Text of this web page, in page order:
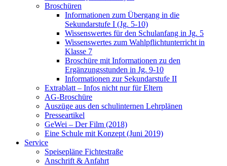
Broschüren
Informationen zum Übergang in die
Sekundarstufe I (Jg. 5-10)
Wissenswertes für den Schulanfang in Jg. 5
Wissenswertes zum Wahlpflichtunterricht in
Klasse 7
Broschüre mit Informationen zu den
Ergänzungsstunden in Jg. 9-10
Informationen zur Sekundarstufe II
Extrablatt – Infos nicht nur für Eltern
AG-Broschüre
Auszüge aus den schulinternen Lehrplänen
Presseartikel
GeWei – Der Film (2018)
Eine Schule mit Konzept (Juni 2019)
Service
Speisepläne Fichtestraße
Anschrift & Anfahrt